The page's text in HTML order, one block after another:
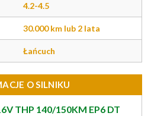
4.2-4.5
30.000 km lub 2 lata
Łańcuch
O SILNIKU
THP 140/150KM EP6 DT